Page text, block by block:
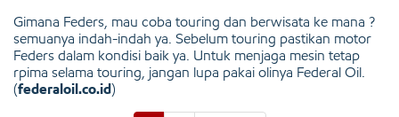
Gimana Feders, mau coba touring dan berwisata ke mana ?
semuanya indah-indah ya. Sebelum touring pastikan motor
Feders dalam kondisi baik ya. Untuk menjaga mesin tetap
rpima selama touring, jangan lupa pakai olinya Federal Oil.
(federaloil.co.id)